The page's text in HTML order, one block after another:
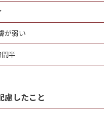
が弱い
半
慮したこと